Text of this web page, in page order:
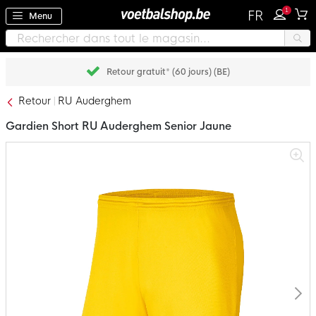
Menu FR 1
Retour gratuit* (60 jours) (BE)
Retour RU Auderghem
Gardien Short RU Auderghem Senior Jaune